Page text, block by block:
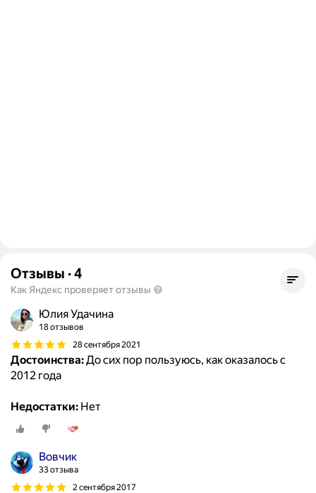
Отзывы ·4
Как Яндекс проверяет отзывы
Юлия Удачина
18 отзывов
28 сентября 2021
Достоинства:До сих пор пользуюсь, как оказалось с
2012 года
Недостатки: Нет
Вовчик
33 отзыва
2 сентября 2017